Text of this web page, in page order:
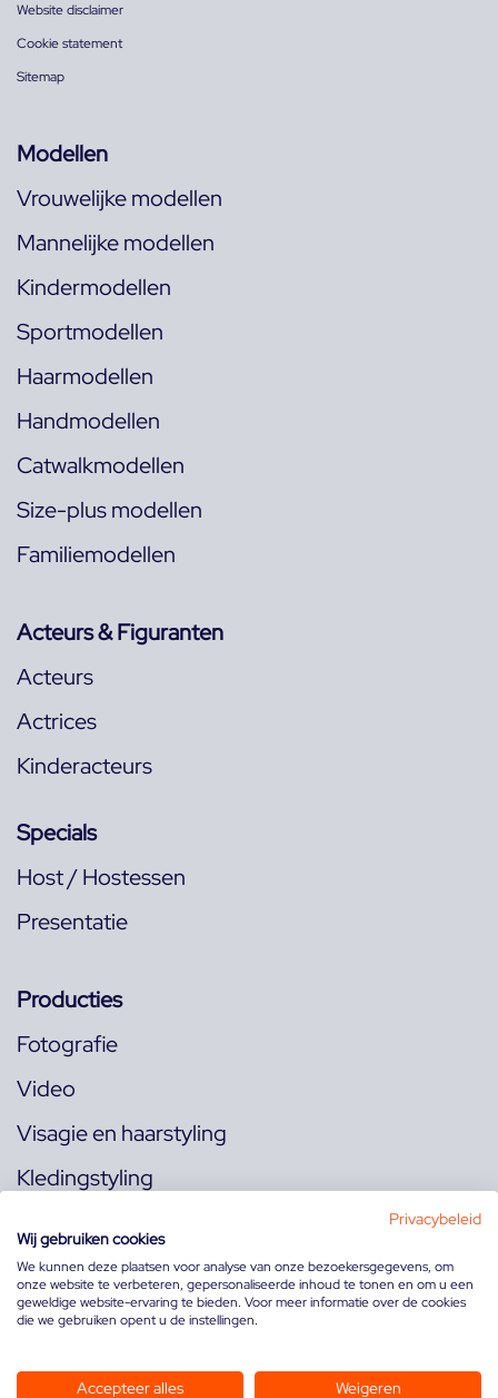
Website disclaimer
Cookie statement
Sitemap
Modellen
Vrouwelijke modellen
Mannelijke modellen
Kindermodellen
Sportmodellen
Haarmodellen
Handmodellen
Catwalkmodellen
Size-plus modellen
Familiemodellen
Acteurs & Figuranten
Acteurs
Actrices
Kinderacteurs
Specials
Host / Hostessen
Presentatie
Producties
Fotografie
Video
Visagie en haarstyling
Kledingstyling
Volg ons op:
Privacybeleid
Wij gebruiken cookies
We kunnen deze plaatsen voor analyse van onze bezoekersgegevens, om
onze website te verbeteren, gepersonaliseerde inhoud te tonen en om u een
geweldige website-ervaring te bieden. Voor meer informatie over de cookies
die we gebruiken opent u de instellingen.
Accepteer alles Weigeren